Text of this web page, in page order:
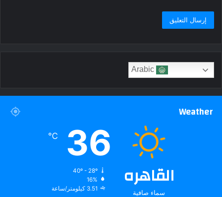
Weather
القاهره
سماء صافية
36
℃
40º - 28º
16%
3.51 كيلومتر/ساعة